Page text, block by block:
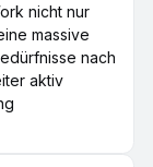
nicht nur
massive
nach
aktiv